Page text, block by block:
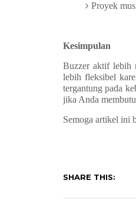
Proyek
Kesimpulan
Buzzer aktif lebih
lebih fleksibel
tergantung pada
jika Anda
Semoga artikel ini
SHARE THIS: